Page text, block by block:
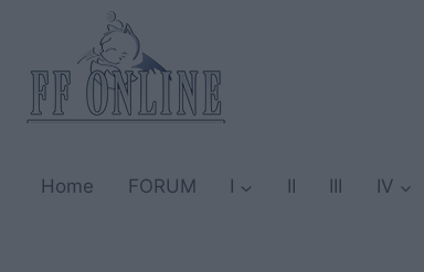
contenuto
Home FORUM I II III IV